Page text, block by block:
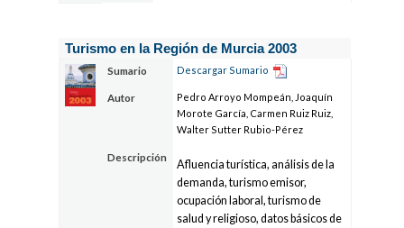
Turismo en la Región de Murcia 2003
Sumario Descargar Sumario
Autor
Pedro Arroyo Mompeán, Joaquín
Morote García, Carmen Ruiz Ruiz,
Walter Sutter Rubio-Pérez
Descripción
Afluencia turística, análisis de la
demanda, turismo emisor,
ocupación laboral, turismo de
salud y religioso, datos básicos de